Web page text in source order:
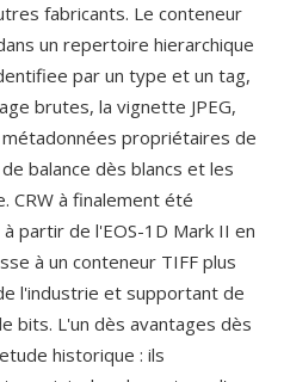
fabricants. Le conteneur
un repertoire hierarchique
par un type et un tag,
brutes, la vignette JPEG,
propriétaires de
balance dès blancs et les
CRW à finalement été
partir de l'EOS-1D Mark II en
à un conteneur TIFF plus
l'industrie et supportant de
bits. L'un dès avantages dès
historique : ils